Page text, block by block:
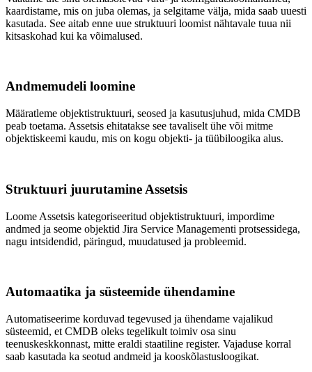
kaardistame, mis on juba olemas, ja selgitame välja, mida saab uuesti
kasutada. See aitab enne uue struktuuri loomist nähtavale tuua nii
kitsaskohad kui ka võimalused.
Andmemudeli loomine
Määratleme objektistruktuuri, seosed ja kasutusjuhud, mida CMDB
peab toetama. Assetsis ehitatakse see tavaliselt ühe või mitme
objektiskeemi kaudu, mis on kogu objekti- ja tüübiloogika alus.
Struktuuri juurutamine Assetsis
Loome Assetsis kategoriseeritud objektistruktuuri, impordime
andmed ja seome objektid Jira Service Managementi protsessidega,
nagu intsidendid, päringud, muudatused ja probleemid.
Automaatika ja süsteemide ühendamine
Automatiseerime korduvad tegevused ja ühendame vajalikud
süsteemid, et CMDB oleks tegelikult toimiv osa sinu
teenuskeskkonnast, mitte eraldi staatiline register. Vajaduse korral
saab kasutada ka seotud andmeid ja kooskõlastusloogikat.